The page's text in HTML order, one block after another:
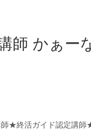
師 かぁー
★終活ガイド認定講師